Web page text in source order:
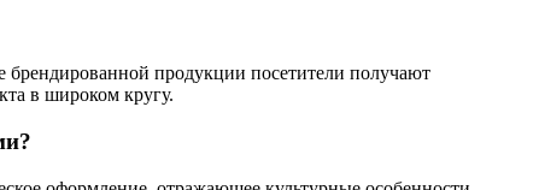
брендированной продукции посетители получают
в широком кругу.